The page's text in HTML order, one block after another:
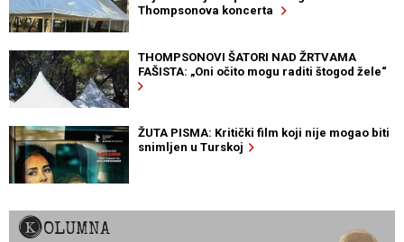
Thompsonova koncerta
THOMPSONOVI ŠATORI NAD ŽRTVAMA
FAŠISTA: „Oni očito mogu raditi štogod žele“
ŽUTA PISMA: Kritički film koji nije mogao biti
snimljen u Turskoj
KOLUMNA